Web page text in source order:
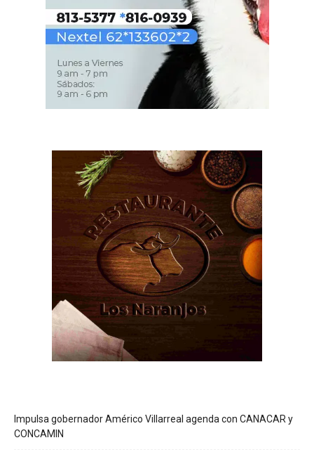
Impulsa gobernador Américo Villarreal agenda con CANACAR y
CONCAMIN